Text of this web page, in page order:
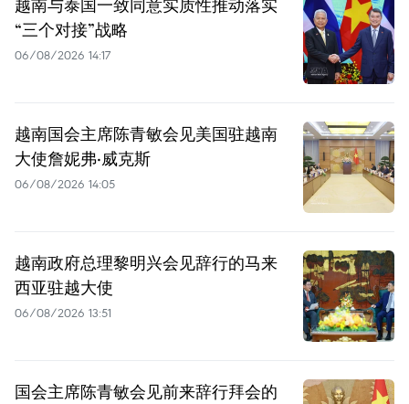
越南与泰国一致同意实质性推动落实
“三个对接”战略
06/08/2026 14:17
越南国会主席陈青敏会见美国驻越南
大使詹妮弗·威克斯
06/08/2026 14:05
越南政府总理黎明兴会见辞行的马来
西亚驻越大使
06/08/2026 13:51
国会主席陈青敏会见前来辞行拜会的